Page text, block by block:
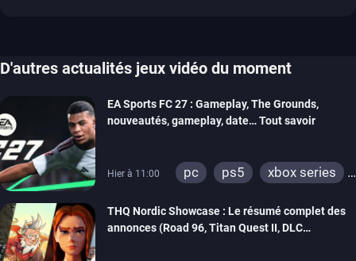
D'autres actualités jeux vidéo du moment
EA Sports FC 27 : Gameplay, The Grounds,
nouveautés, gameplay, date… Tout savoir
Hier à 11:00 pc ps5
xbox series
THQ Nordic Showcase : Le résumé complet des
annonces (Road 96, Titan Quest II, DLC